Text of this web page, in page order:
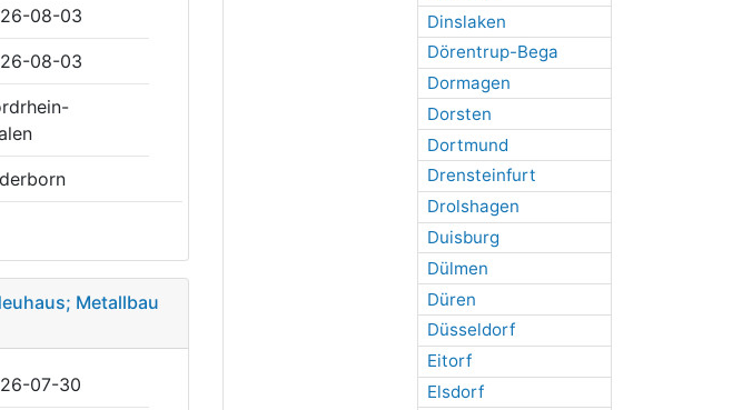
Dinslaken
Dörentrup-Bega
Dormagen
Dorsten
Dortmund
Drensteinfurt
Drolshagen
Duisburg
Dülmen
Düren
Düsseldorf
Eitorf
Elsdorf
08-03
08-03
Metallbau
07-30